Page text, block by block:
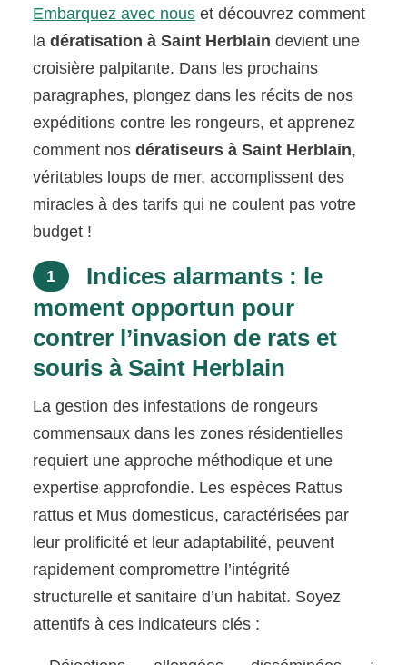
Embarquez avec nous et découvrez comment
ladératisation à Saint Herblain devient une
croisière palpitante. Dans les prochains
paragraphes, plongez dans les récits de nos
expéditions contre les rongeurs, et apprenez
comment nosdératiseurs à Saint Herblain,
véritables loups de mer, accomplissent des
miracles à des tarifs qui ne coulent pas votre
budget !
1
Indices alarmants : le
moment opportun pour
contrer l’invasion de rats et
souris à Saint Herblain
La gestion des infestations de rongeurs
commensaux dans les zones résidentielles
requiert une approche méthodique et une
expertise approfondie. Les espèces Rattus
rattus et Mus domesticus, caractérisées par
leur prolificité et leur adaptabilité, peuvent
rapidement compromettre l’intégrité
structurelle et sanitaire d’un habitat. Soyez
attentifs à ces indicateurs clés :